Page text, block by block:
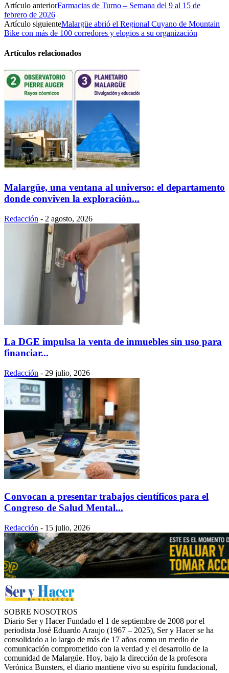
Artículo anteriorFarmacias de Turno – Semana del 9 al 15 de
febrero de 2026
Artículo siguienteMalargüe abrió el Regional Cuyano de Mountain
Bike con más de 100 corredores y elogios a su organización
Artículos relacionados
Malargüe, una ventana al universo: el departamento
donde conviven la exploración...
Redacción - 2 agosto, 2026
La DGE impulsa la venta de inmuebles sin uso para
financiar...
Redacción - 29 julio, 2026
Convocan a presentar trabajos científicos para el
Congreso de Salud Mental...
Redacción - 15 julio, 2026
SOBRE NOSOTROS
Diario Ser y Hacer Fundado el 1 de septiembre de 2008 por el
periodista José Eduardo Araujo (1967 – 2025), Ser y Hacer se ha
consolidado a lo largo de más de 17 años como un medio de
comunicación comprometido con la verdad y el desarrollo de la
comunidad de Malargüe. Hoy, bajo la dirección de la profesora
Verónica Bunsters, el diario mantiene vivo su espíritu fundacional,